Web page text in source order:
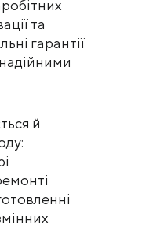
та
гарантії
й